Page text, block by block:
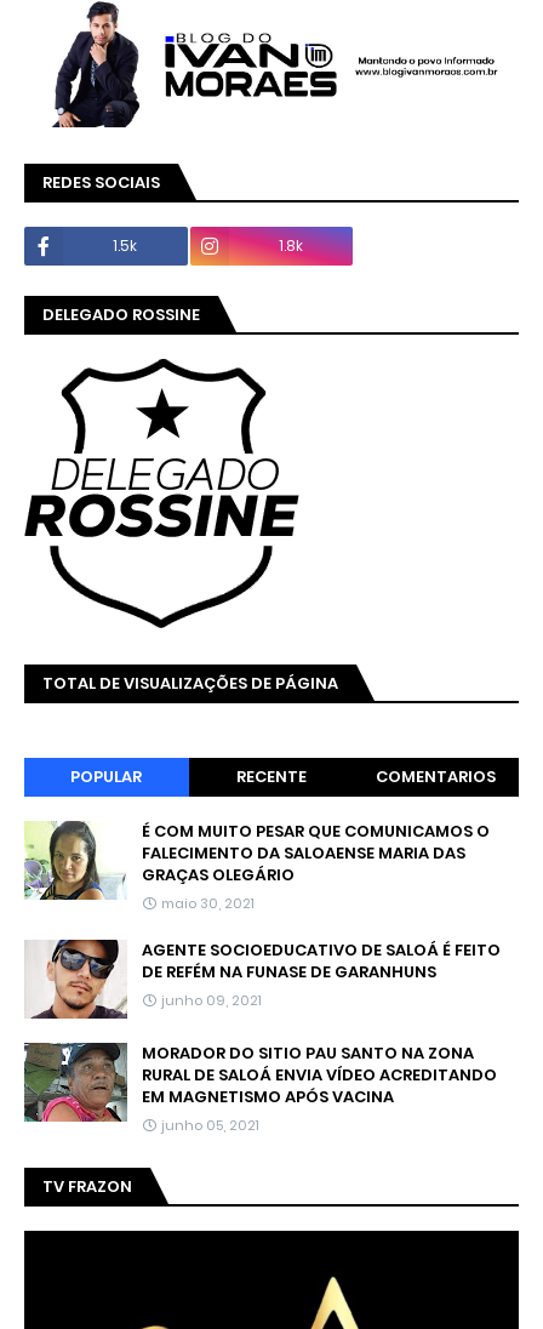
REDES SOCIAIS
1.5k 1.8k
DELEGADO ROSSINE
TOTAL DE VISUALIZAÇÕES DE PÁGINA
POPULAR RECENTE COMENTARIOS
É COM MUITO PESAR QUE COMUNICAMOS O
FALECIMENTO DA SALOAENSE MARIA DAS
GRAÇAS OLEGÁRIO
maio 30, 2021
AGENTE SOCIOEDUCATIVO DE SALOÁ É FEITO
DE REFÉM NA FUNASE DE GARANHUNS
junho 09, 2021
MORADOR DO SITIO PAU SANTO NA ZONA
RURAL DE SALOÁ ENVIA VÍDEO ACREDITANDO
EM MAGNETISMO APÓS VACINA
junho 05, 2021
TV FRAZON